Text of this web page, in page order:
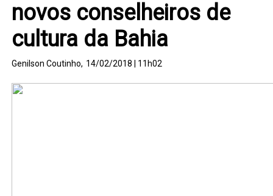
novos conselheiros de
cultura da Bahia
Genilson Coutinho, 14/02/2018 | 11h02